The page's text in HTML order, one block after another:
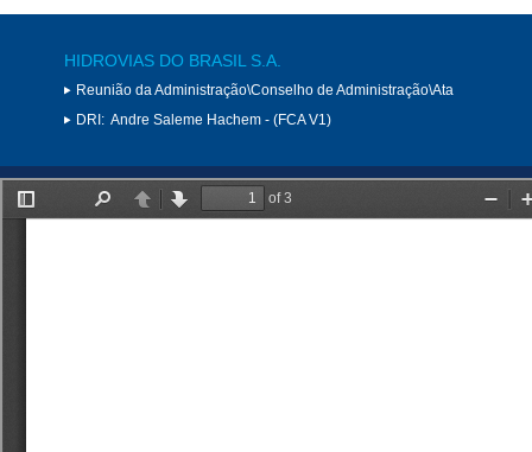
HIDROVIAS DO BRASIL S.A.
Reunião da Administração\Conselho de Administração\Ata
DRI: Andre Saleme Hachem - (FCA V1)